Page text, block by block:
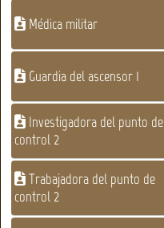
Médica militar
Guardia del ascensor 1
Investigadora del punto de
control 2
Trabajadora del punto de
control 2